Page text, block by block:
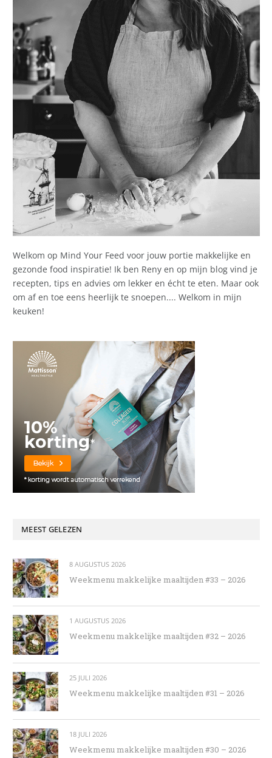
Welkom op Mind Your Feed voor jouw portie makkelijke en
gezonde food inspiratie! Ik ben Reny en op mijn blog vind je
recepten, tips en advies om lekker en écht te eten. Maar ook
om af en toe eens heerlijk te snoepen.... Welkom in mijn
keuken!
MEEST GELEZEN
8 AUGUSTUS 2026
Weekmenu makkelijke maaltijden #33 – 2026
1 AUGUSTUS 2026
Weekmenu makkelijke maaltijden #32 – 2026
25 JULI 2026
Weekmenu makkelijke maaltijden #31 – 2026
18 JULI 2026
Weekmenu makkelijke maaltijden #30 – 2026